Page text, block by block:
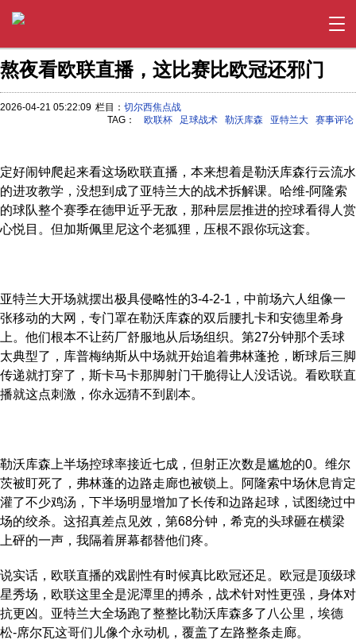
熬夜看欧联直播，这比赛比欧冠还邪门
2026-04-21 05:22:09 栏目： 切尔西焦点战
TAG：
欧联杯 足球战术 勒沃库森 亚特兰大 赛事评论
定好闹钟爬起来看这场欧联直播，本来想着是勒沃库森行云流水
的进攻教学，没想到成了亚特兰大的战术拆解课。哈维-阿隆索
的球队整个赛季在德甲近乎无敌，那种层层推进的控球看得人赏
心悦目。但加斯佩里尼这个老狐狸，压根不跟你玩这套。
亚特兰大开场就摆出极具侵略性的3-4-2-1，中前场六人组像一
张移动的大网，专门罩在勒沃库森的双后腰扎卡和安德里希身
上。他们根本不让药厂舒服地从后场组织。第27分钟那个丢球
太典型了，库普梅纳斯从中场就开始追着弗林蓬抢，断球后三脚
传递就打穿了，斯卡马卡那脚射门干脆得让人没话说。看欧联直
播就这点刺激，你永远猜不到剧本。
勒沃库森上半场控球率接近七成，但射正次数是尴尬的0。维尔
茨被盯死了，弗林蓬的边路走廊也被锁上。阿隆索中场休息肯定
灌了不少鸡汤，下半场明显增加了长传和边路起球，试图绕过中
场的绞杀。这招真差点见效，第68分钟，希克的头球砸在横梁
上砰的一声，我隔着屏幕都替他们疼。
说实话，欧联直播的戏剧性有时候真比欧冠还足。欧冠是顶级球
星秀场，欧联这里全是泥潭里的搏杀，战术针对性更强，身体对
抗更凶。亚特兰大全场跑了整整比勒沃库森多了八公里，埃德
松-席尔瓦这哥们儿像个永动机，覆盖了左路整条走廊。